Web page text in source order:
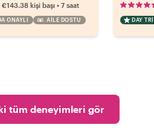
€143.38 kişi başı • 7 saat
ONAYLI AILE DOSTU DAY
tüm deneyimleri gör